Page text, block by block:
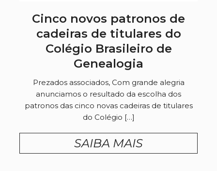
Cinco novos patronos de
cadeiras de titulares do
Colégio Brasileiro de
Genealogia
Prezados associados, Com grande alegria
anunciamos o resultado da escolha dos
patronos das cinco novas cadeiras de titulares
do Colégio […]
SAIBA MAIS